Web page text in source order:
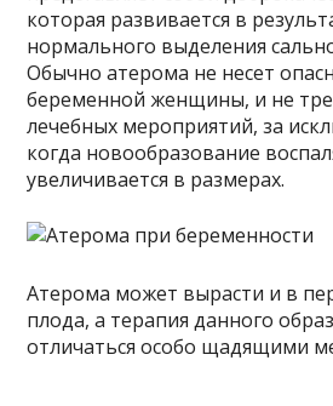
которая развивается в
нормального выделения
Обычно атерома не несет
беременной женщины, и не
лечебных мероприятий, за
когда новообразование
увеличивается в размерах.
Атерома может вырасти и в
плода, а терапия данного
отличаться особо щадящими